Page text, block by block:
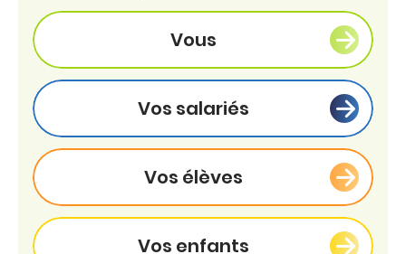
Vous
Vos salariés
Vos élèves
Vos enfants